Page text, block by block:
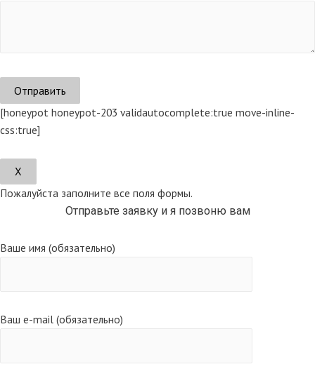
[honeypot honeypot-203 validautocomplete:true move-inline-
css:true]
Х
Пожалуйста заполните все поля формы.
Отправьте заявку и я позвоню вам
Ваше имя (обязательно)
Ваш e-mail (обязательно)